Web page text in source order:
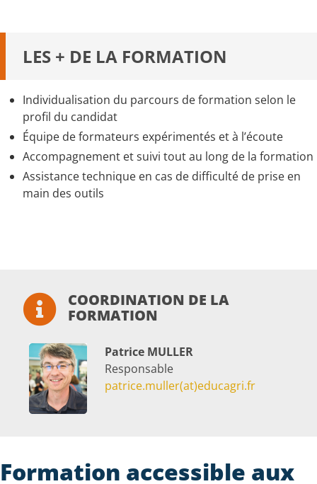
Poursuite de formation proposée à Courcelles-
BP Responsable d’Entreprise Agricole (REA)
Agriculture Biologique - Maraîchage
(MBIO) |
LES + DE LA FORMATION
Individualisation du parcours de formation selon le
profil du candidat
Équipe de formateurs expérimentés et à l’écoute
Accompagnement et suivi tout au long de la formation
Assistance technique en cas de difficulté de prise en
main des outils
COORDINATION DE LA
FORMATION
Patrice MULLER
Responsable
patrice.muller(at)educagri.fr
Formation accessible aux